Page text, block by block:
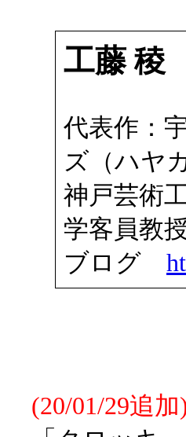
工藤 稜
代表作：
ズ（ハヤ
神戸芸術
学客員教授
ブログ
(20/01/29追加